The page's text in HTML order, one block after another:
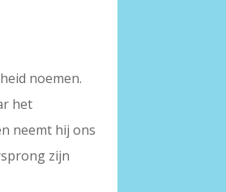
noemen.
het
neemt hij ons
zijn